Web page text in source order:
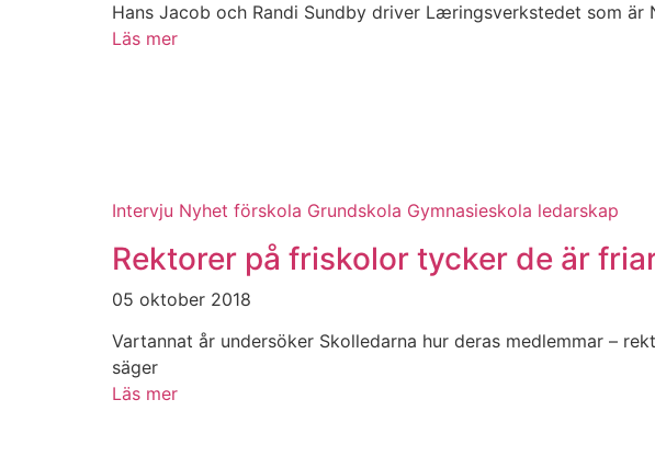
Hans Jacob och Randi Sundby driver Læringsverkstedet som
Läs mer
Intervju Nyhet förskola Grundskola Gymnasieskola ledarskap
Rektorer på friskolor tycker de är
05 oktober 2018
Vartannat år undersöker Skolledarna hur deras medlemmar –
säger
Läs mer